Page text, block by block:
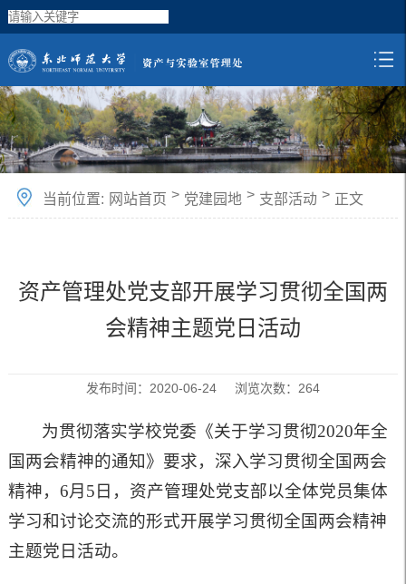
当前位置: 网站首页 > 党建园地 > 支部活动 > 正文
资产管理处党支部开展学习贯彻全国两
会精神主题党日活动
发布时间：2020-06-24 浏览次数： 264
为贯彻落实学校党委《关于学习贯彻2020年全
国两会精神的通知》要求，深入学习贯彻全国两会
精神，6月5日，资产管理处党支部以全体党员集体
学习和讨论交流的形式开展学习贯彻全国两会精神
主题党日活动。